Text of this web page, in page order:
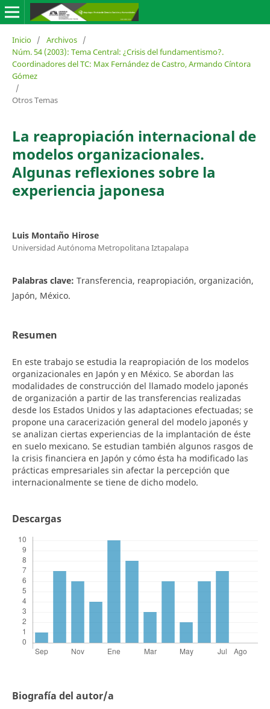
Inicio / Archivos /
Núm. 54 (2003): Tema Central: ¿Crisis del fundamentismo?.
Coordinadores del TC: Max Fernández de Castro, Armando Cíntora
Gómez
/
Otros Temas
La reapropiación internacional de
modelos organizacionales.
Algunas reflexiones sobre la
experiencia japonesa
Luis Montaño Hirose
Universidad Autónoma Metropolitana Iztapalapa
Palabras clave: Transferencia, reapropiación, organización,
Japón, México.
Resumen
En este trabajo se estudia la reapropiación de los modelos
organizacionales en Japón y en México. Se abordan las
modalidades de construcción del llamado modelo japonés
de organización a partir de las transferencias realizadas
desde los Estados Unidos y las adaptaciones efectuadas; se
propone una caracerización general del modelo japonés y
se analizan ciertas experiencias de la implantación de éste
en suelo mexicano. Se estudian también algunos rasgos de
la crisis financiera en Japón y cómo ésta ha modificado las
prácticas empresariales sin afectar la percepción que
internacionalmente se tiene de dicho modelo.
Descargas
Biografía del autor/a